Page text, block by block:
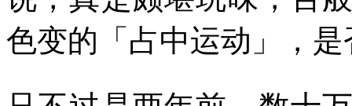
色变的「占中运动」，